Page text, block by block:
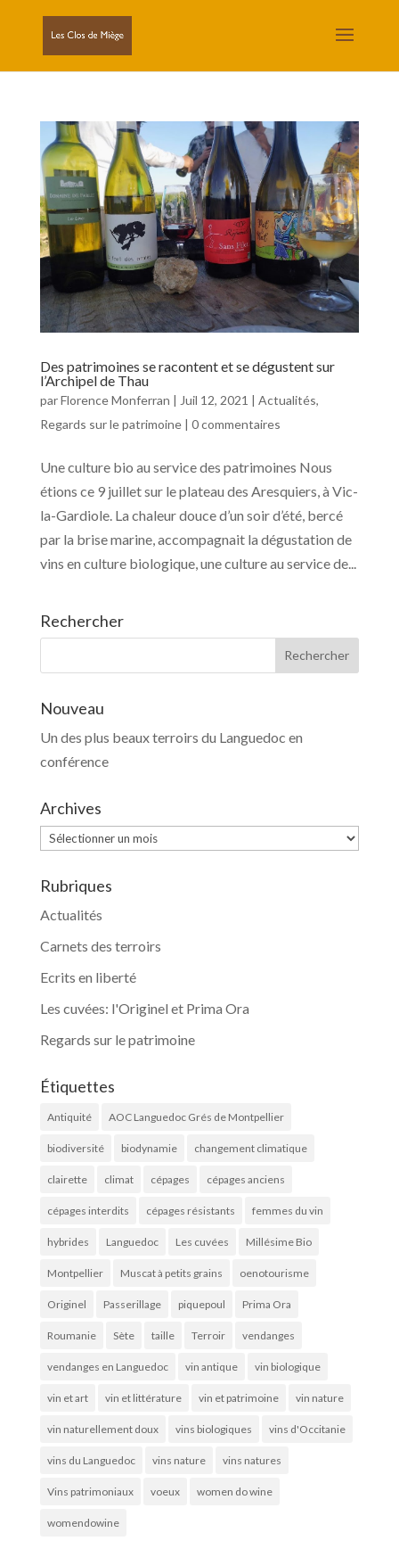
Des patrimoines se racontent et se dégustent sur
l’Archipel de Thau
parFlorence Monferran | Juil 12, 2021 | Actualités,
Regards sur le patrimoine| 0 commentaires
Une culture bio au service des patrimoines Nous
étions ce 9 juillet sur le plateau des Aresquiers, à Vic-
la-Gardiole. La chaleur douce d’un soir d’été, bercé
par la brise marine, accompagnait la dégustation de
vins en culture biologique, une culture au service de...
Rechercher
Nouveau
Un des plus beaux terroirs du Languedoc en
conférence
Archives
Archives
Rubriques
Actualités
Carnets des terroirs
Ecrits en liberté
Les cuvées: l'Originel et Prima Ora
Regards sur le patrimoine
Étiquettes
Antiquité AOC Languedoc Grés de Montpellier
biodiversité biodynamie changement climatique
clairette climat cépages cépages anciens
cépages interdits cépages résistants femmes du vin
hybrides Languedoc Les cuvées Millésime Bio
Montpellier Muscat à petits grains oenotourisme
Originel Passerillage piquepoul Prima Ora
Roumanie Sète taille Terroir vendanges
vendanges en Languedoc vin antique vin biologique
vin et art vin et littérature vin et patrimoine vin nature
vin naturellement doux vins biologiques vins d'Occitanie
vins du Languedoc vins nature vins natures
Vins patrimoniaux voeux women do wine
womendowine